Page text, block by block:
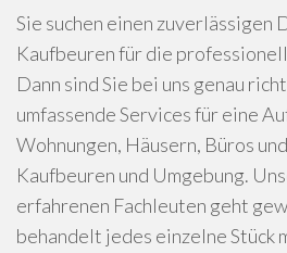
Sie suchen einen zuverlässigen
Kaufbeuren für die
Dann sind Sie bei uns genau
umfassende Services für eine
Wohnungen, Häusern, Büros
Kaufbeuren und Umgebung.
erfahrenen Fachleuten geht
behandelt jedes einzelne Stück